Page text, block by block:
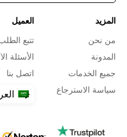
المزيد
من نحن
المدونة
جميع الخدمات
سياسة الاسترجاع
العميل
تتبع
الأسئلة
اتصل بنا